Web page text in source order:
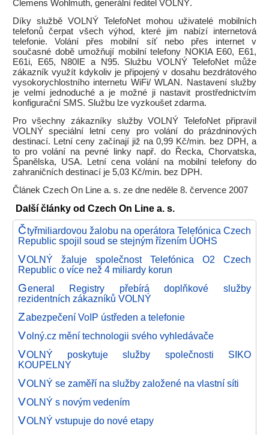
Clemens Wohlmuth, generální ředitel VOLNÝ.
Díky službě VOLNÝ TelefoNet mohou uživatelé mobilních
telefonů čerpat všech výhod, které jim nabízí internetová
telefonie. Volání přes mobilní síť nebo přes internet v
současné době umožňují mobilní telefony NOKIA E60, E61,
E61i, E65, N80IE a N95. Službu VOLNÝ TelefoNet může
zákazník využít kdykoliv je připojený v dosahu bezdrátového
vysokorychlostního internetu WiFi/ WLAN. Nastavení služby
je velmi jednoduché a je možné ji nastavit prostřednictvím
konfigurační SMS. Službu lze vyzkoušet zdarma.
Pro všechny zákazníky služby VOLNÝ TelefoNet připravil
VOLNÝ speciální letní ceny pro volání do prázdninových
destinací. Letní ceny začínají již na 0,99 Kč/min. bez DPH, a
to pro volání na pevné linky např. do Řecka, Chorvatska,
Španělska, USA. Letní cena volání na mobilní telefony do
zahraničních destinací je 5,03 Kč/min. bez DPH.
Článek Czech On Line a. s. ze dne neděle 8. července 2007
Další články od Czech On Line a. s.
Čtyřmiliardovou žalobu na operátora Telefónica Czech
Republic spojil soud se stejným řízením ÚOHS
VOLNÝ žaluje společnost Telefónica O2 Czech
Republic o více než 4 miliardy korun
General Registry přebírá doplňkové služby
rezidentních zákazníků VOLNÝ
Zabezpečení VoIP ústředen a telefonie
Volný.cz mění technologii svého vyhledávače
VOLNÝ poskytuje služby společnosti SIKO
KOUPELNY
VOLNÝ se zaměří na služby založené na vlastní síti
VOLNÝ s novým vedením
VOLNÝ vstupuje do nové etapy